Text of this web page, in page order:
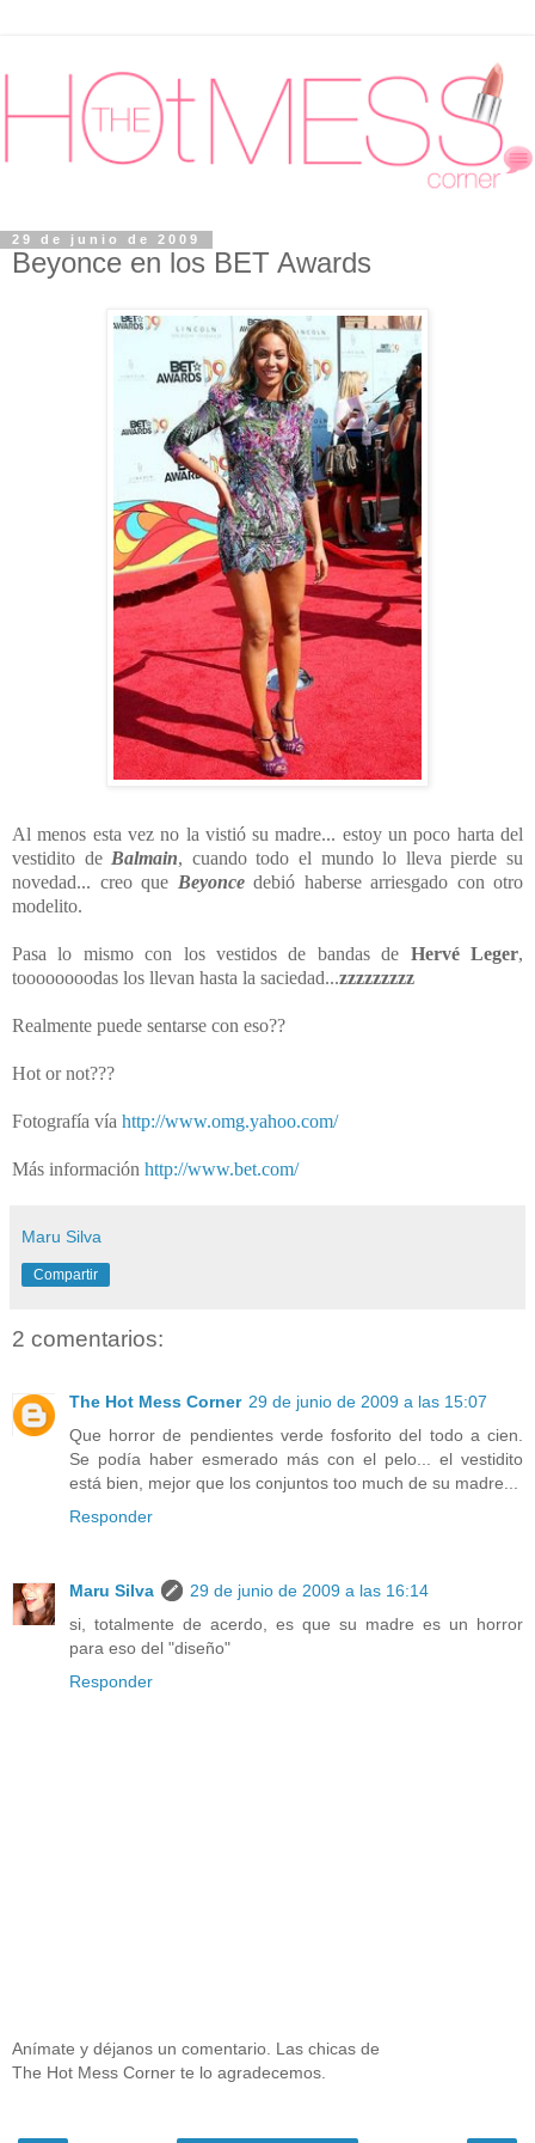
29 de junio de 2009
Beyonce en los BET Awards
Al menos esta vez no la vistió su madre... estoy un poco harta del
vestidito de Balmain, cuando todo el mundo lo lleva pierde su
novedad... creo que Beyonce debió haberse arriesgado con otro
modelito.
Pasa lo mismo con los vestidos de bandas de Hervé Leger,
toooooooodas los llevan hasta la saciedad...zzzzzzzzz
Realmente puede sentarse con eso??
Hot or not???
Fotografía vía http://www.omg.yahoo.com/
Más información http://www.bet.com/
Maru Silva
Compartir
2 comentarios:
The Hot Mess Corner 29 de junio de 2009 a las 15:07
Que horror de pendientes verde fosforito del todo a cien.
Se podía haber esmerado más con el pelo... el vestidito
está bien, mejor que los conjuntos too much de su madre...
Responder
Maru Silva
29 de junio de 2009 a las 16:14
si, totalmente de acerdo, es que su madre es un horror
para eso del "diseño"
Responder
Anímate y déjanos un comentario. Las chicas de
The Hot Mess Corner te lo agradecemos.